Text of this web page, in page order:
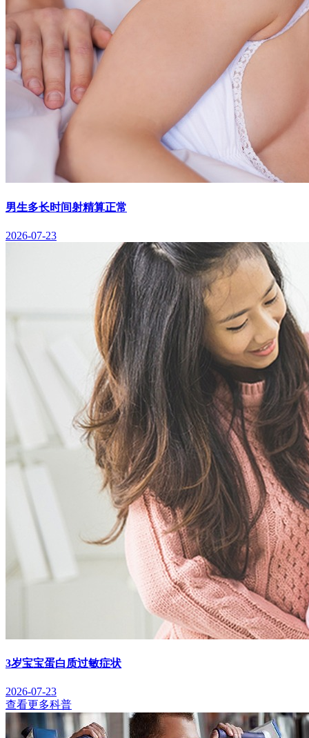
男生多长时间射精算正常
2026-07-23
3岁宝宝蛋白质过敏症状
2026-07-23
查看更多科普